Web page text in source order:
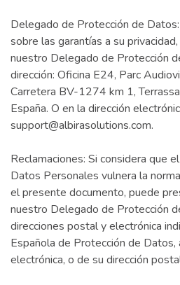
Delegado de Protección de
sobre las garantías a su
nuestro Delegado de Protección
dirección: Oficina E24, Parc
Carretera BV-1274 km 1,
España. O en la dirección
support@albirasolutions.com.
Reclamaciones: Si considera que
Datos Personales vulnera la
el presente documento, puede
nuestro Delegado de Protección
direcciones postal y electrónica
Española de Protección de
electrónica, o de su dirección